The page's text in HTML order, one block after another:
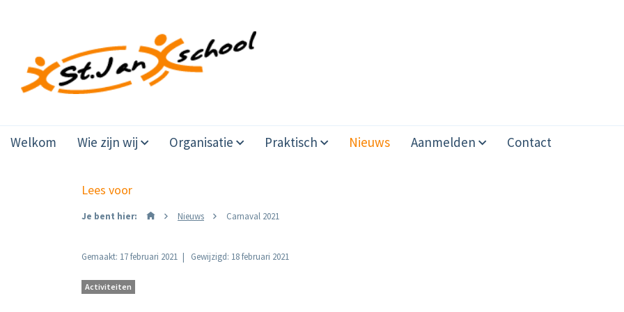
Welkom Wie zijn wij Organisatie Praktisch Nieuws Aanmelden Contact
Lees voor
Je bent hier: Nieuws Carnaval 2021
Gemaakt: 17 februari 2021 Gewijzigd: 18 februari 2021
Activiteiten